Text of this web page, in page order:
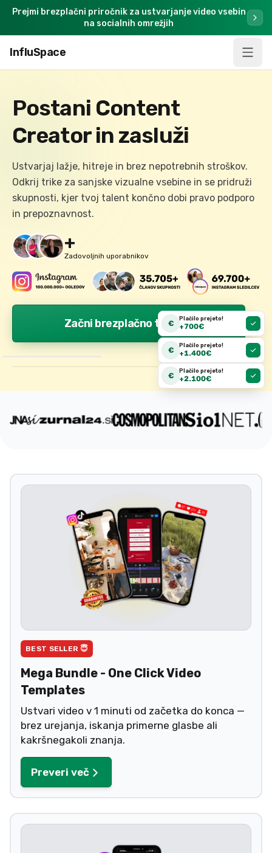
Prejmi brezplačni priročnik za ustvarjanje video vsebin
na socialnih omrežjih
InfluSpace
Postani Content
Creator in zasluži
Ustvarjaj lažje, hitreje in brez nepotrebnih stroškov.
Odkrij trike za sanjske vizualne vsebine in se pridruži
skupnosti, kjer tvoj talent končno dobi pravo podporo
in prepoznavnost.
+
Zadovoljnih uporabnikov
Začni brezplačno tukaj
€
Plačilo prejeto!
+ 700€
€
Plačilo prejeto!
+1.400€
€
Plačilo prejeto!
+ 2.100€
BEST SELLER 😇
Mega Bundle - One Click Video
Templates
Ustvari video v 1 minuti od začetka do konca —
brez urejanja, iskanja primerne glasbe ali
kakršnegakoli znanja.
Preveri več